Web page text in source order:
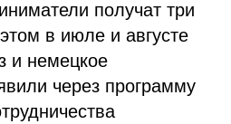
получат три
в июле и августе
и немецкое
через программу